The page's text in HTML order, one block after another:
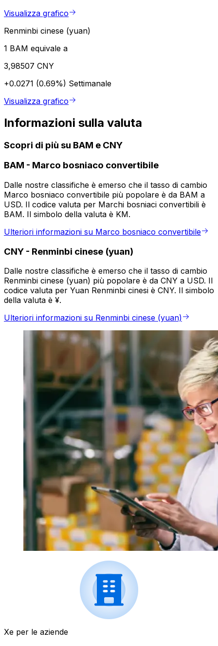
Visualizza grafico
Renminbi cinese (yuan)
1 BAM equivale a
3,98507 CNY
+0.0271 (0.69%) Settimanale
Visualizza grafico
Informazioni sulla valuta
Scopri di più su BAM e CNY
BAM - Marco bosniaco convertibile
Dalle nostre classifiche è emerso che il tasso di cambio
Marco bosniaco convertibile più popolare è da BAM a
USD. Il codice valuta per Marchi bosniaci convertibili è
BAM. Il simbolo della valuta è KM.
Ulteriori informazioni su Marco bosniaco convertibile
CNY - Renminbi cinese (yuan)
Dalle nostre classifiche è emerso che il tasso di cambio
Renminbi cinese (yuan) più popolare è da CNY a USD. Il
codice valuta per Yuan Renminbi cinesi è CNY. Il simbolo
della valuta è ¥.
Ulteriori informazioni su Renminbi cinese (yuan)
Xe per le aziende